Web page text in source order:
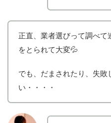
正直、業者選びって調べて
をとられて大変💦
でも、だまされたり、失敗
い・・・・